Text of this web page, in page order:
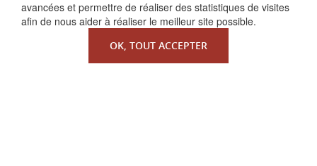
avancées et permettre de réaliser des statistiques de visites
afin de nous aider à réaliser le meilleur site possible.
OK, TOUT ACCEPTER
FAIRE UN DON